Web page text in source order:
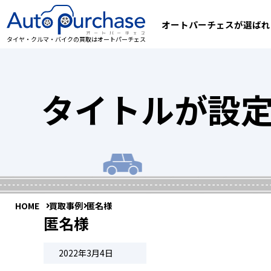
タイヤ・クルマ・バイクの買取はオートパーチェス
オートパーチェスが選ば
タイトルが設
HOME 買取事例 匿名様
匿名様
2022年3月4日